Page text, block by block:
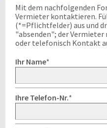
Mit dem nachfolgenden
Vermieter kontaktieren.
(*=Pflichtfelder) aus und
"absenden"; der
oder telefonisch Kontakt
Ihr Name*
Ihre Telefon-Nr.*